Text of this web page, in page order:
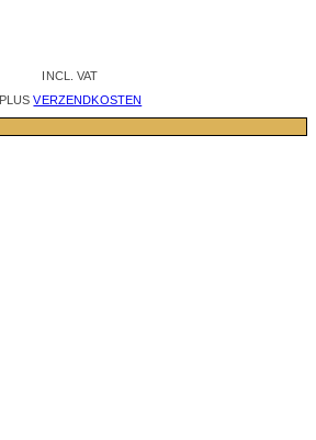
INCL. VAT
PLUSVERZENDKOSTEN